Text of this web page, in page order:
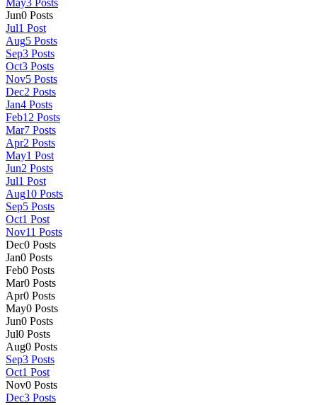
May3 Posts
Jun0 Posts
Jul1 Post
Aug5 Posts
Sep3 Posts
Oct3 Posts
Nov5 Posts
Dec2 Posts
Jan4 Posts
Feb12 Posts
Mar7 Posts
Apr2 Posts
May1 Post
Jun2 Posts
Jul1 Post
Aug10 Posts
Sep5 Posts
Oct1 Post
Nov11 Posts
Dec0 Posts
Jan0 Posts
Feb0 Posts
Mar0 Posts
Apr0 Posts
May0 Posts
Jun0 Posts
Jul0 Posts
Aug0 Posts
Sep3 Posts
Oct1 Post
Nov0 Posts
Dec3 Posts